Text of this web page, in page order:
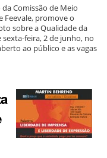
Comissão de Meio
Feevale, promove o
sobre a Qualidade da
feira, 2 de junho, no
ao público e as vagas